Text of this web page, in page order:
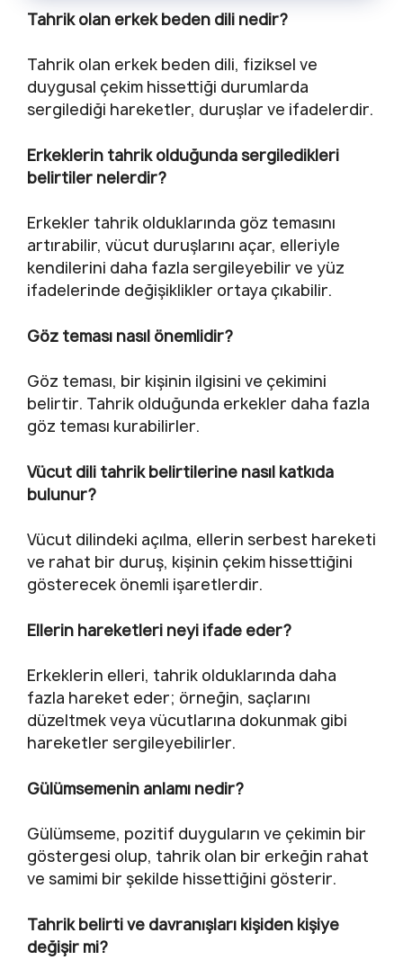
Tahrik olan erkek beden dili nedir?
Tahrik olan erkek beden dili, fiziksel ve
duygusal çekim hissettiği durumlarda
sergilediği hareketler, duruşlar ve ifadelerdir.
Erkeklerin tahrik olduğunda sergiledikleri
belirtiler nelerdir?
Erkekler tahrik olduklarında göz temasını
artırabilir, vücut duruşlarını açar, elleriyle
kendilerini daha fazla sergileyebilir ve yüz
ifadelerinde değişiklikler ortaya çıkabilir.
Göz teması nasıl önemlidir?
Göz teması, bir kişinin ilgisini ve çekimini
belirtir. Tahrik olduğunda erkekler daha fazla
göz teması kurabilirler.
Vücut dili tahrik belirtilerine nasıl katkıda
bulunur?
Vücut dilindeki açılma, ellerin serbest hareketi
ve rahat bir duruş, kişinin çekim hissettiğini
gösterecek önemli işaretlerdir.
Ellerin hareketleri neyi ifade eder?
Erkeklerin elleri, tahrik olduklarında daha
fazla hareket eder; örneğin, saçlarını
düzeltmek veya vücutlarına dokunmak gibi
hareketler sergileyebilirler.
Gülümsemenin anlamı nedir?
Gülümseme, pozitif duyguların ve çekimin bir
göstergesi olup, tahrik olan bir erkeğin rahat
ve samimi bir şekilde hissettiğini gösterir.
Tahrik belirti ve davranışları kişiden kişiye
değişir mi?